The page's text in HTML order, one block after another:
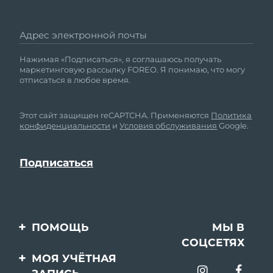
Адрес электронной почты
Нажимая «Подписаться», я соглашаюсь получать
маркетинговую рассылку FOREO. Я понимаю, что могу
отписаться в любое время.
Этот сайт защищен reCAPTCHA. Применяются Политика
конфиденциальности иУсловия обслуживания Google.
ПОМОЩЬ
Свяжитесь с нами
МЫ В
СОЦСЕТЯХ
МОЯ УЧЁТНАЯ